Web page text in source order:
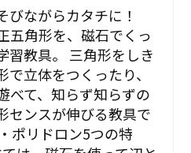
びながらカタチに！
五角形を、磁石でくっ
習教具。 三角形をしき
立体をつくったり、
べて、知らず知らずの
センスが伸びる教具で
ポリドロン5つの特